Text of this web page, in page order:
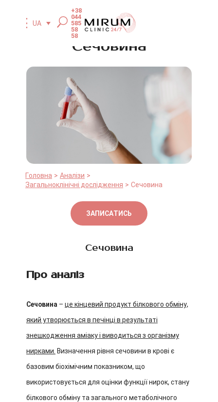
UA
+38
044
585
58
58
Сечовина
Головна
Аналізи
Загальноклінічні дослідження
Сечовина
ЗАПИСАТИСЬ
Сечовина
Про аналіз
Сечовина – це кінцевий продукт білкового обміну,
який утворюється в печінці в результаті
знешкодження аміаку і виводиться з організму
нирками. Визначення рівня сечовини в крові є
базовим біохімічним показником, що
використовується для оцінки функції нирок, стану
білкового обміну та загального метаболічного